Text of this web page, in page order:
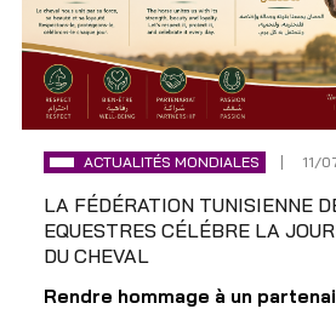
ACTUALITÉS MONDIALES 11/
LA FÉDÉRATION TUNISIENNE
EQUESTRES CÉLÉBRE LA
DU CHEVAL
Rendre hommage à un